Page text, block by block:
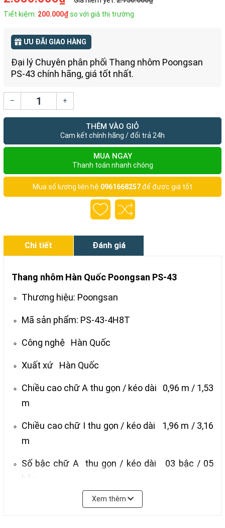
Tiết kiệm: 200.000₫so với giá thị trường
ƯU ĐÃI GIAO HÀNG
Đại lý Chuyên phân phối Thang nhôm Poongsan
PS-43 chính hãng, giá tốt nhất.
– +
THÊM VÀO GIỎ
Cam kết chính hãng / đổi trả 24h
MUA NGAY
Thanh toán nhanh chóng
Mua số lượng liên hệ 0961668257để được giá tốt
Chi tiết Đánh giá
Thang nhôm Hàn Quốc Poongsan PS-43
Thương hiệu: Poongsan
Mã sản phẩm: PS-43-4H8T
Công nghệ Hàn Quốc
Xuất xứ Hàn Quốc
Chiều cao chữ A thu gọn / kéo dài 0,96 m / 1,53
m
Chiều cao chữ I thu gọn / kéo dài 1,96 m / 3,16
m
Số bậc chữ A thu gọn / kéo dài 03 bậc / 05
bậc
Trọng lượng 10,2 kgXem thêm